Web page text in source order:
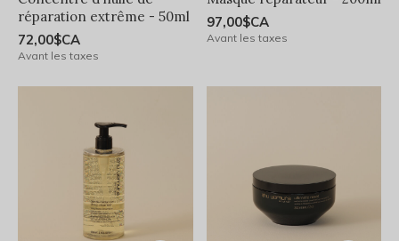
réparation extrême - 50ml
72,00$CA
Avant les taxes
97,00$CA
Avant les taxes